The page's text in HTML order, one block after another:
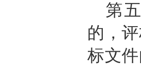
第
的，
标文